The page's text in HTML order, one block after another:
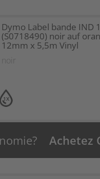
1X
Dymo Label bande IND
(S0718490) noir auf
12mm x 5,5m Vinyl
noir
Achetez